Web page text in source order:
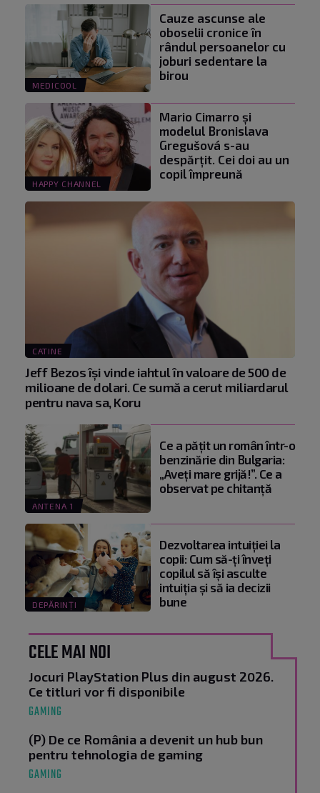
MEDICOOL
Cauze ascunse ale
oboselii cronice în
rândul persoanelor cu
joburi sedentare la
birou
HAPPY CHANNEL
Mario Cimarro și
modelul Bronislava
Gregušová s-au
despărțit. Cei doi au un
copil împreună
CATINE
Jeff Bezos își vinde iahtul în valoare de 500 de
milioane de dolari. Ce sumă a cerut miliardarul
pentru nava sa, Koru
ANTENA 1
Ce a pățit un român într-o
benzinărie din Bulgaria:
„Aveți mare grijă!”. Ce a
observat pe chitanță
DEPĂRINȚI
Dezvoltarea intuiției la
copii: Cum să-ți înveți
copilul să își asculte
intuiția și să ia decizii
bune
CELE MAI NOI
Jocuri PlayStation Plus din august 2026.
Ce titluri vor fi disponibile
GAMING
(P) De ce România a devenit un hub bun
pentru tehnologia de gaming
GAMING